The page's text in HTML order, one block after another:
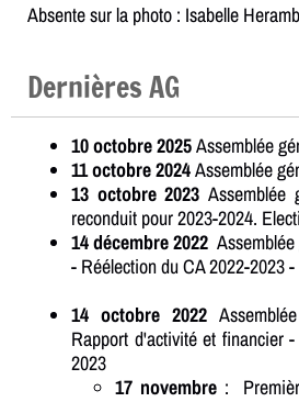
Absente sur la photo : Isabelle
Dernières AG
10 octobre 2025Assemblée
11 octobre 2024Assemblée
13 octobre 2023 Assemblée
reconduit pour 2023-2024.
14 décembre 2022
- Réélection du CA 2022-2023
14 octobre 2022
Rapport d'activité et financier
2023
17 novembre: